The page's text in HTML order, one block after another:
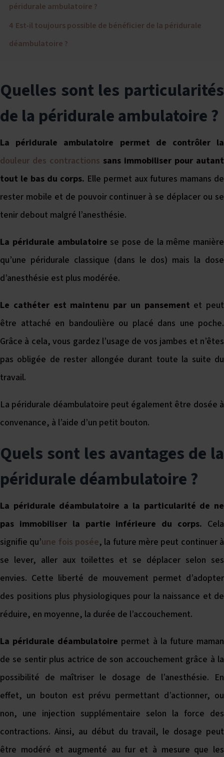
péridurale ambulatoire ?
4 Est-il toujours possible de bénéficier de la péridurale
déambulatoire ?
Quelles sont les particularités
de la péridurale ambulatoire ?
La péridurale ambulatoire permet de contrôler la
douleur des contractions sans immobiliser pour autant
tout le bas du corps. Elle permet aux futures mamans de
rester mobile et de pouvoir continuer à se déplacer ou se
tenir debout malgré l’anesthésie.
La péridurale ambulatoire se pose de la même manière
qu’une péridurale classique (dans le dos) mais la dose
d’anesthésie est plus modérée.
Le cathéter est maintenu par un pansement et peut
être attaché en bandoulière ou placé dans une poche.
Grâce à cela, vous gardez l’usage de vos jambes et n’êtes
pas obligée de rester allongée durant toute la suite du
travail.
La péridurale déambulatoire peut également être dosée à
convenance, à l’aide d’un petit bouton.
Quels sont les avantages de la
péridurale déambulatoire ?
La péridurale déambulatoire a la particularité de ne
pas immobiliser la partie inférieure du corps. Cela
signifie qu’une fois posée, la future mère peut continuer à
se lever, aller aux toilettes et se déplacer selon ses
envies. Cette liberté de mouvement permet d’adopter
des positions plus physiologiques pour la naissance et de
réduire, en moyenne, la durée de l’accouchement.
La péridurale déambulatoire permet à la future maman
de se sentir plus actrice de son accouchement grâce à la
possibilité de maîtriser le dosage de l’anesthésie. En
effet, un bouton est prévu permettant d’actionner, ou
non, une injection supplémentaire selon la force des
contractions. Ainsi, au début du travail, le dosage peut
être modéré et augmenté au fur et à mesure que les